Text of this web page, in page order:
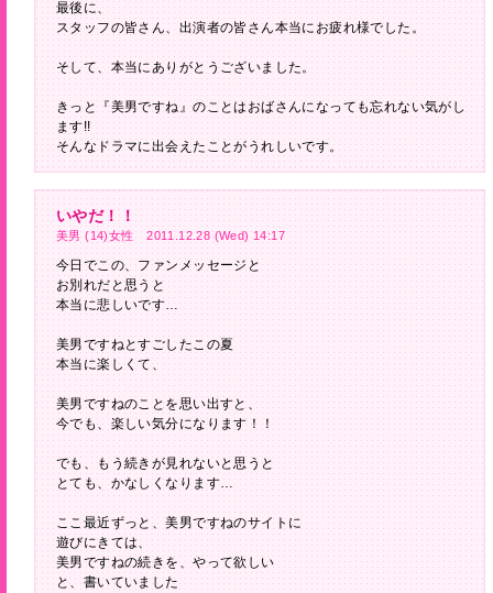
最後に、
スタッフの皆さん、出演者の皆さん本当にお疲れ様でした。
そして、本当にありがとうございました。
きっと『美男ですね』のことはおばさんになっても忘れない気がし
ます!!
そんなドラマに出会えたことがうれしいです。
いやだ！！
美男 (14)女性 2011.12.28 (Wed) 14:17
今日でこの、ファンメッセージと
お別れだと思うと
本当に悲しいです…
美男ですねとすごしたこの夏
本当に楽しくて、
美男ですねのことを思い出すと、
今でも、楽しい気分になります！！
でも、もう続きが見れないと思うと
とても、かなしくなります…
ここ最近ずっと、美男ですねのサイトに
遊びにきては、
美男ですねの続きを、やって欲しい
と、書いていました